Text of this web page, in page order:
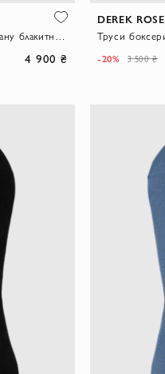
Футболка з мікромодала та еластану блакитна чоловіча
4 900 ₴
DEREK ROSE
-20% 3 500 ₴